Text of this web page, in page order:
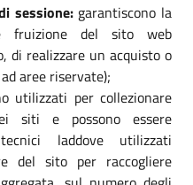
sessione:garantiscono la
fruizione del sito web
di realizzare un acquisto o
aree riservate);
utilizzati per collezionare
siti e possono essere
laddove utilizzati
del sito per raccogliere